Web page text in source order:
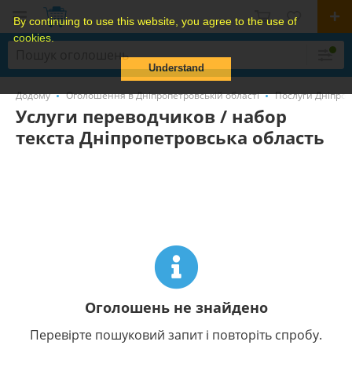
By continuing to use this website, you agree to the use of
cookies.
Understand
Додому Оголошення в Дніпропетровській області Послуги
Услуги переводчиков / набор
текста Дніпропетровська область
Оголошень не знайдено
Перевірте пошуковий запит і повторіть спробу.